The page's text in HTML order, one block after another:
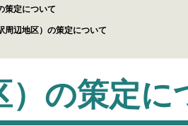
策定について
周辺地区）の策定について
）の策定に